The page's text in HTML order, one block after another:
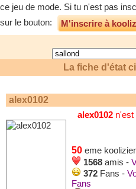
ce jeu de mode. Si tu n'est pas
sur le bouton:
M'inscrire à
La fiche d'état
alex0102
alex0102n'est
50 eme
1568 amis -
372 Fans -
Fans